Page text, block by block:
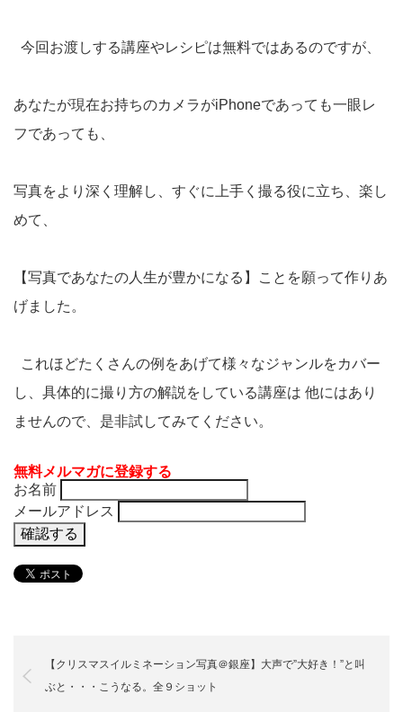
今回お渡しする講座やレシピは無料ではあるのですが、
あなたが現在お持ちのカメラがiPhoneであっても一眼レ
フであっても、
写真をより深く理解し、すぐに上手く撮る役に立ち、楽し
めて、
【写真であなたの人生が豊かになる】ことを願って作りあ
げました。
これほどたくさんの例をあげて様々なジャンルをカバー
し、具体的に撮り方の解説をしている講座は 他にはあり
ませんので、是非試してみてください。
無料メルマガに登録する
お名前
メールアドレス
【クリスマスイルミネーション写真＠銀座】大声で”大好き！”と叫
ぶと・・・こうなる。全９ショット